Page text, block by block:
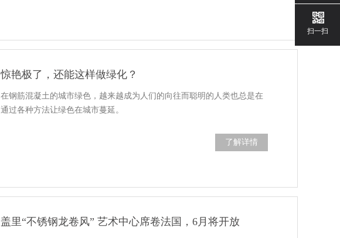
惊艳极了，还能这样做绿化？
在钢筋混凝土的城市绿色，越来越成为人们的向往而聪明的人类也总是在
通过各种方法让绿色在城市蔓延。
了解详情
盖里“不锈钢龙卷风” 艺术中心席卷法国，6月将开放
扫一扫